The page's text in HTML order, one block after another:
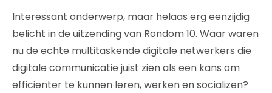
Interessant onderwerp, maar helaas erg eenzijdig
belicht in de uitzending van Rondom 10. Waar waren
nu de echte multitaskende digitale netwerkers die
digitale communicatie juist zien als een kans om
efficienter te kunnen leren, werken en socializen?